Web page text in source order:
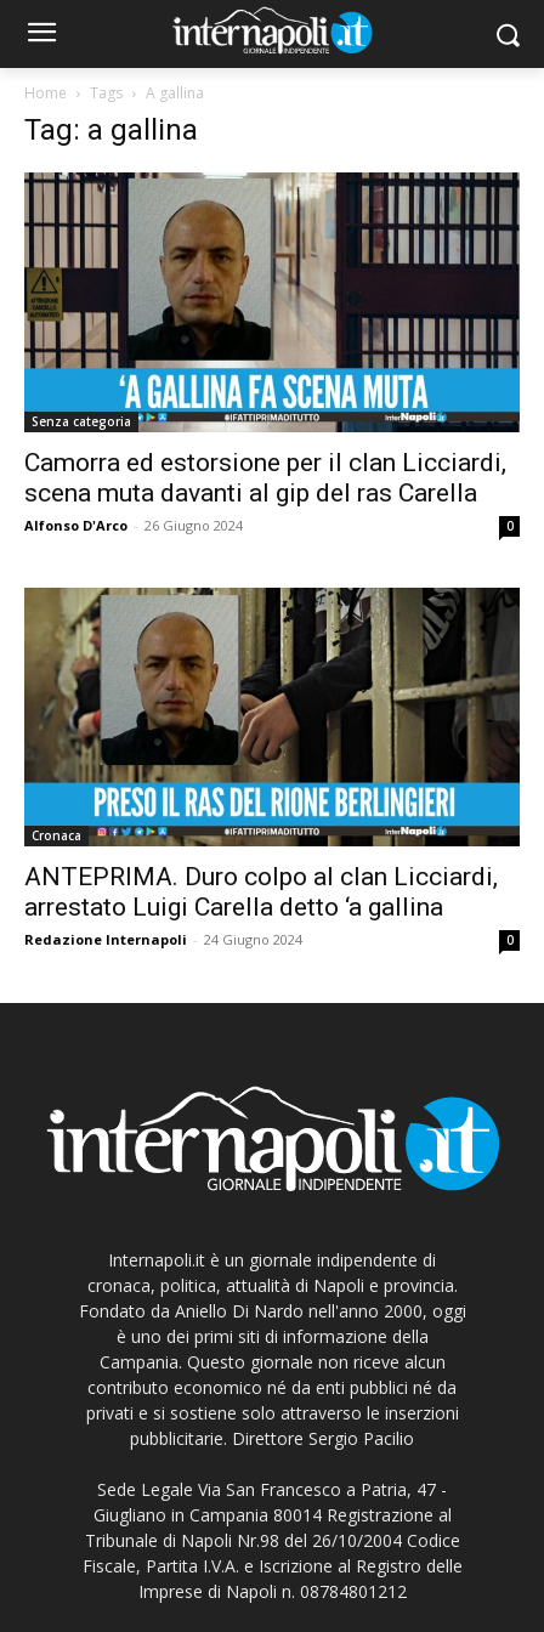
Home Tags A gallina
Tag: a gallina
Senza categoria
Camorra ed estorsione per il clan Licciardi,
scena muta davanti al gip del ras Carella
Alfonso D'Arco - 26 Giugno 2024 0
Cronaca
ANTEPRIMA. Duro colpo al clan Licciardi,
arrestato Luigi Carella detto ‘a gallina
Redazione Internapoli - 24 Giugno 2024 0
Internapoli.it è un giornale indipendente di
cronaca, politica, attualità di Napoli e provincia.
Fondato da Aniello Di Nardo nell'anno 2000, oggi
è uno dei primi siti di informazione della
Campania. Questo giornale non riceve alcun
contributo economico né da enti pubblici né da
privati e si sostiene solo attraverso le inserzioni
pubblicitarie. Direttore Sergio Pacilio
Sede Legale Via San Francesco a Patria, 47 -
Giugliano in Campania 80014 Registrazione al
Tribunale di Napoli Nr.98 del 26/10/2004 Codice
Fiscale, Partita I.V.A. e Iscrizione al Registro delle
Imprese di Napoli n. 08784801212